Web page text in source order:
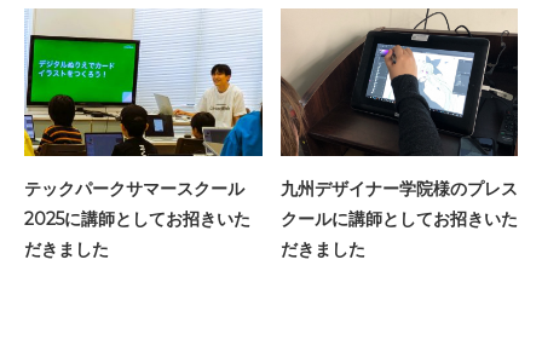
テックパークサマースクール
2025に講師としてお招きいた
だきました
九州デザイナー学院様のプレス
クールに講師としてお招きいた
だきました